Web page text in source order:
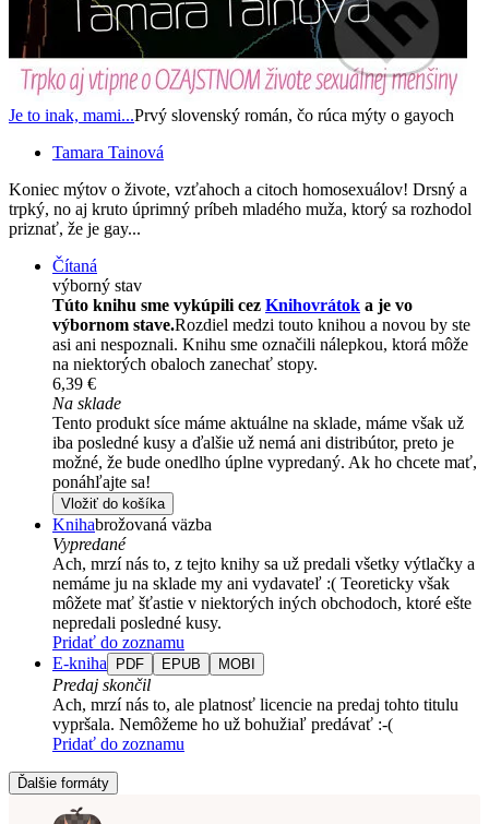
Je to inak, mami...Prvý slovenský román, čo rúca mýty o gayoch
Tamara Tainová
Koniec mýtov o živote, vzťahoch a citoch homosexuálov! Drsný a
trpký, no aj kruto úprimný príbeh mladého muža, ktorý sa rozhodol
priznať, že je gay...
Čítaná
výborný stav
Túto knihu sme vykúpili cez Knihovrátok a je vo
výbornom stave.Rozdiel medzi touto knihou a novou by ste
asi ani nespoznali. Knihu sme označili nálepkou, ktorá môže
na niektorých obaloch zanechať stopy.
6,39 €
Na sklade
Tento produkt síce máme aktuálne na sklade, máme však už
iba posledné kusy a ďalšie už nemá ani distribútor, preto je
možné, že bude onedlho úplne vypredaný. Ak ho chcete mať,
ponáhľajte sa!
Vložiť do košíka
Knihabrožovaná väzba
Vypredané
Ach, mrzí nás to, z tejto knihy sa už predali všetky výtlačky a
nemáme ju na sklade my ani vydavateľ :( Teoreticky však
môžete mať šťastie v niektorých iných obchodoch, ktoré ešte
nepredali posledné kusy.
Pridať do zoznamu
E-kniha
PDF EPUB MOBI
Predaj skončil
Ach, mrzí nás to, ale platnosť licencie na predaj tohto titulu
vypršala. Nemôžeme ho už bohužiaľ predávať :-(
Pridať do zoznamu
Ďalšie formáty